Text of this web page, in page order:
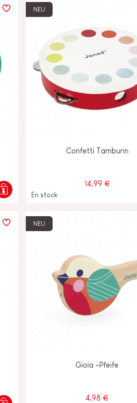
NEU
Confetti Tamburin
14,99 €
En stock
NEU
Gioia -Pfeife
4,98 €